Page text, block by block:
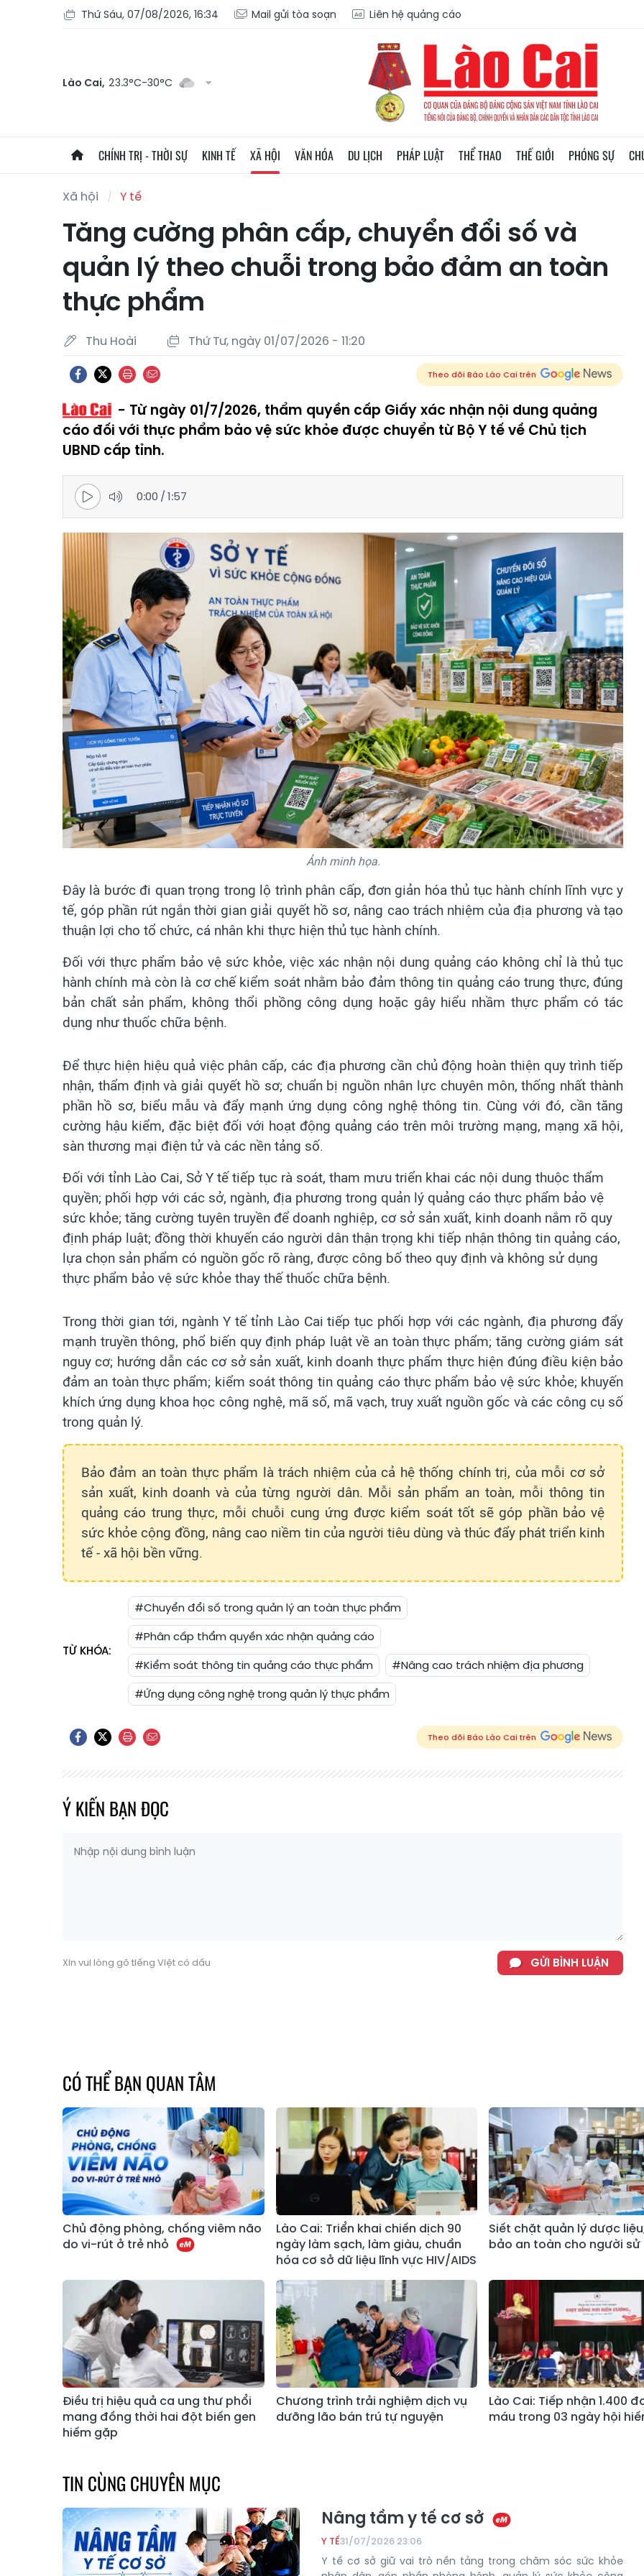
Thứ Sáu, 07/08/2026, 16:34 Mail gửi tòa soạn Liên hệ quảng cáo
Lào Cai, 23.3°C-30°C
CHÍNH TRỊ - THỜI SỰ KINH TẾ XÃ HỘI VĂN HÓA DU LỊCH PHÁP LUẬT THỂ THAO THẾ GIỚI PHÓNG SỰ
Xã hội Y tế
Tăng cường phân cấp, chuyển đổi số và
quản lý theo chuỗi trong bảo đảm an toàn
thực phẩm
Thu Hoài Thứ Tư, ngày 01/07/2026 - 11:20
Theo dõi Báo Lào Cai trên
Từ ngày 01/7/2026, thẩm quyền cấp Giấy xác nhận nội dung quảng
cáo đối với thực phẩm bảo vệ sức khỏe được chuyển từ Bộ Y tế về Chủ tịch
UBND cấp tỉnh.
0:00 /1:57
Ảnh minh họa.
Đây là bước đi quan trọng trong lộ trình phân cấp, đơn giản hóa thủ tục hành chính lĩnh vực y
tế, góp phần rút ngắn thời gian giải quyết hồ sơ, nâng cao trách nhiệm của địa phương và tạo
thuận lợi cho tổ chức, cá nhân khi thực hiện thủ tục hành chính.
Đối với thực phẩm bảo vệ sức khỏe, việc xác nhận nội dung quảng cáo không chỉ là thủ tục
hành chính mà còn là cơ chế kiểm soát nhằm bảo đảm thông tin quảng cáo trung thực, đúng
bản chất sản phẩm, không thổi phồng công dụng hoặc gây hiểu nhầm thực phẩm có tác
dụng như thuốc chữa bệnh.
Để thực hiện hiệu quả việc phân cấp, các địa phương cần chủ động hoàn thiện quy trình tiếp
nhận, thẩm định và giải quyết hồ sơ; chuẩn bị nguồn nhân lực chuyên môn, thống nhất thành
phần hồ sơ, biểu mẫu và đẩy mạnh ứng dụng công nghệ thông tin. Cùng với đó, cần tăng
cường hậu kiểm, đặc biệt đối với hoạt động quảng cáo trên môi trường mạng, mạng xã hội,
sàn thương mại điện tử và các nền tảng số.
Đối với tỉnh Lào Cai, Sở Y tế tiếp tục rà soát, tham mưu triển khai các nội dung thuộc thẩm
quyền; phối hợp với các sở, ngành, địa phương trong quản lý quảng cáo thực phẩm bảo vệ
sức khỏe; tăng cường tuyên truyền để doanh nghiệp, cơ sở sản xuất, kinh doanh nắm rõ quy
định pháp luật; đồng thời khuyến cáo người dân thận trọng khi tiếp nhận thông tin quảng cáo,
lựa chọn sản phẩm có nguồn gốc rõ ràng, được công bố theo quy định và không sử dụng
thực phẩm bảo vệ sức khỏe thay thế thuốc chữa bệnh.
Trong thời gian tới, ngành Y tế tỉnh Lào Cai tiếp tục phối hợp với các ngành, địa phương đẩy
mạnh truyền thông, phổ biến quy định pháp luật về an toàn thực phẩm; tăng cường giám sát
nguy cơ; hướng dẫn các cơ sở sản xuất, kinh doanh thực phẩm thực hiện đúng điều kiện bảo
đảm an toàn thực phẩm; kiểm soát thông tin quảng cáo thực phẩm bảo vệ sức khỏe; khuyến
khích ứng dụng khoa học công nghệ, mã số, mã vạch, truy xuất nguồn gốc và các công cụ số
trong quản lý.
Bảo đảm an toàn thực phẩm là trách nhiệm của cả hệ thống chính trị, của mỗi cơ sở
sản xuất, kinh doanh và của từng người dân. Mỗi sản phẩm an toàn, mỗi thông tin
quảng cáo trung thực, mỗi chuỗi cung ứng được kiểm soát tốt sẽ góp phần bảo vệ
sức khỏe cộng đồng, nâng cao niềm tin của người tiêu dùng và thúc đẩy phát triển kinh
tế - xã hội bền vững.
TỪ KHÓA:
#Chuyển đổi số trong quản lý an toàn thực phẩm
#Phân cấp thẩm quyền xác nhận quảng cáo
#Kiểm soát thông tin quảng cáo thực phẩm
#Nâng cao trách nhiệm địa phương
#Ứng dụng công nghệ trong quản lý thực phẩm
Theo dõi Báo Lào Cai trên
Ý KIẾN BẠN ĐỌC
Xin vui lòng gõ tiếng Việt có dấu GỬI BÌNH LUẬN
CÓ THỂ BẠN QUAN TÂM
Chủ động phòng, chống viêm não
do vi-rút ở trẻ nhỏ
Lào Cai: Triển khai chiến dịch 90
ngày làm sạch, làm giàu, chuẩn
hóa cơ sở dữ liệu lĩnh vực HIV/AIDS
Siết chặt quản lý dược
bảo an toàn cho người sử
Điều trị hiệu quả ca ung thư phổi
mang đồng thời hai đột biến gen
hiếm gặp
Chương trình trải nghiệm dịch vụ
dưỡng lão bán trú tự nguyện
Lào Cai: Tiếp nhận 1.400
máu trong 03 ngày hội
TIN CÙNG CHUYÊN MỤC
Nâng tầm y tế cơ sở
Y TẾ31/07/2026 23:06
Y tế cơ sở giữ vai trò nền tảng trong chăm sóc sức khỏe